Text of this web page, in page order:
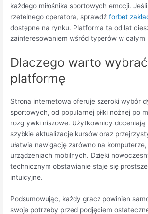
każdego miłośnika sportowych emocji.
rzetelnego operatora, sprawdźforbet
dostępne na rynku. Platforma ta od lat
zainteresowaniem wśród typerów w całym
Dlaczego warto
platformę
Strona internetowa oferuje szeroki wybór
sportowych, od popularnej piłki nożnej po
rozgrywki niszowe. Użytkownicy doceniają
szybkie aktualizacje kursów oraz
ułatwia nawigację zarówno na komputerze,
urządzeniach mobilnych. Dzięki
technicznym obstawianie staje się
intuicyjne.
Podsumowując, każdy gracz powinien
swoje potrzeby przed podjęciem